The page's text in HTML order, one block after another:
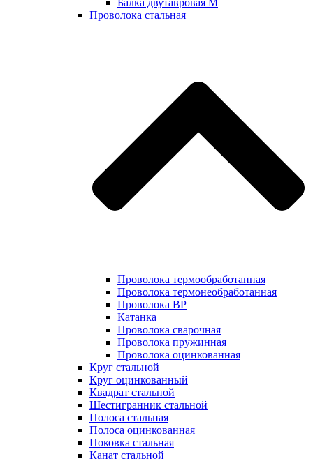
Балка двутавровая М
Проволока стальная
Проволока термообработанная
Проволока термонеобработанная
Проволока ВР
Катанка
Проволока сварочная
Проволока пружинная
Проволока оцинкованная
Круг стальной
Круг оцинкованный
Квадрат стальной
Шестигранник стальной
Полоса стальная
Полоса оцинкованная
Поковка стальная
Канат стальной